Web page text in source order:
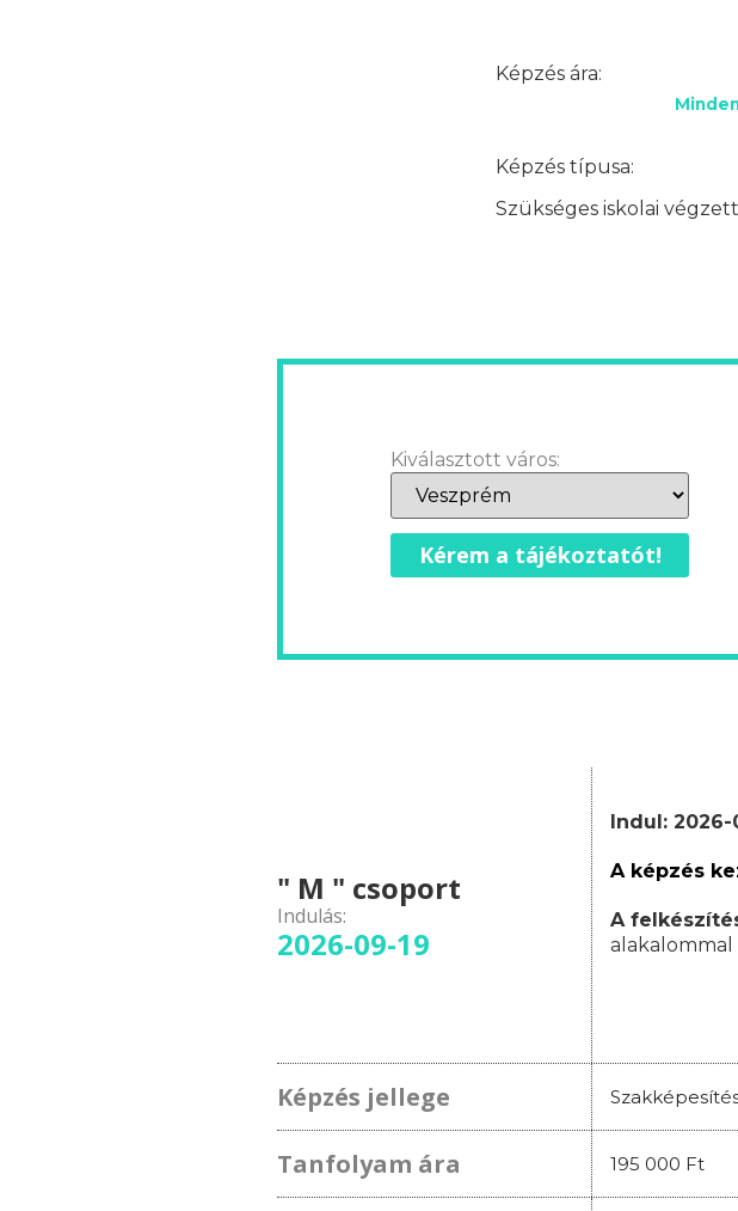
Képzés ára:
Képzés típusa:
Szükséges iskolai
Kiválasztott város:
Kérem a tájékoztatót!
" M " csoport
Indulás:
2026-09-19
Indul: 2026-
A képzés
A
alakalommal
Képzés jellege
Tanfolyam ára 195 000 Ft